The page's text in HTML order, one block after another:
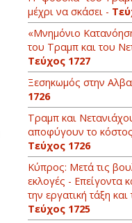
μέχρι να σκάσει -
«Μνημόνιο
του Τραμπ και του
Τεύχος 1727
Ξεσηκωμός στην
1726
Τραμπ και
αποφύγουν το
Τεύχος 1726
Κύπρος: Μετά τις
εκλογές - Επείγοντα
την εργατική τάξη
Τεύχος 1725